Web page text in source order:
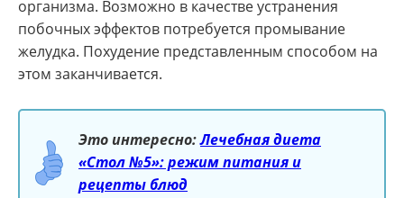
организма. Возможно в качестве устранения
побочных эффектов потребуется промывание
желудка. Похудение представленным способом на
этом заканчивается.
Это интересно:Лечебная диета
«Стол №5»: режим питания и
рецепты блюд